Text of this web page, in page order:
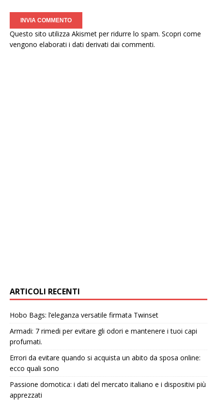
Questo sito utilizza Akismet per ridurre lo spam. Scopri come
vengono elaborati i dati derivati dai commenti.
ARTICOLI RECENTI
Hobo Bags: l’eleganza versatile firmata Twinset
Armadi: 7 rimedi per evitare gli odori e mantenere i tuoi capi
profumati.
Errori da evitare quando si acquista un abito da sposa online:
ecco quali sono
Passione domotica: i dati del mercato italiano e i dispositivi più
apprezzati